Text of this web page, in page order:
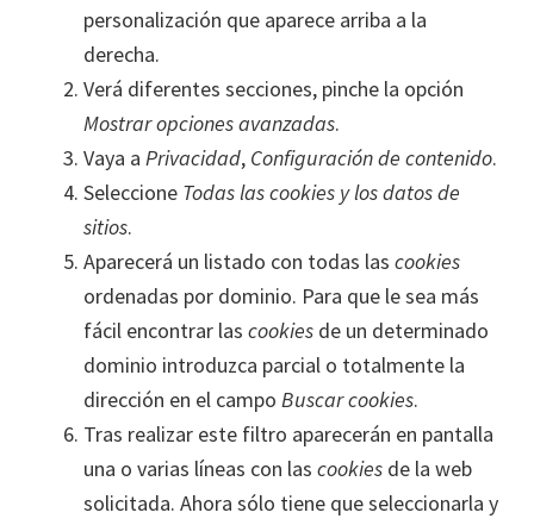
personalización que aparece arriba a la
derecha.
Verá diferentes secciones, pinche la opción
Mostrar opciones avanzadas.
Vaya a Privacidad, Configuración de contenido.
Seleccione Todas lascookies y los datos de
sitios.
Aparecerá un listado con todas las cookies
ordenadas por dominio. Para que le sea más
fácil encontrar las cookies de un determinado
dominio introduzca parcial o totalmente la
dirección en el campo Buscar cookies.
Tras realizar este filtro aparecerán en pantalla
una o varias líneas con las cookies de la web
solicitada. Ahora sólo tiene que seleccionarla y